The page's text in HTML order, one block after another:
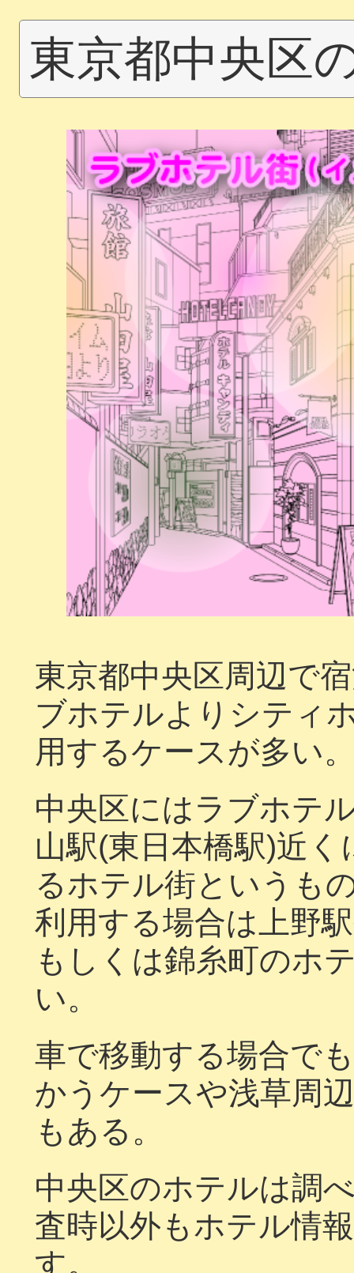
東京都中央区
東京都中央区周辺で
ブホテルよりシティ
用するケースが多い
中央区にはラブホテ
山駅(東日本橋駅)近
るホテル街というも
利用する場合は上野
もしくは錦糸町のホ
い。
車で移動する場合で
かうケースや浅草周
もある。
中央区のホテルは調
査時以外もホテル情
す。